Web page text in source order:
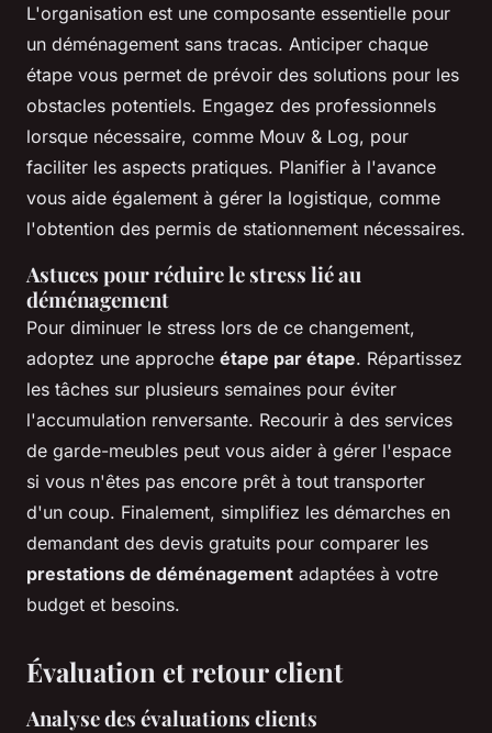
L'organisation est une composante essentielle pour
un déménagement sans tracas. Anticiper chaque
étape vous permet de prévoir des solutions pour les
obstacles potentiels. Engagez des professionnels
lorsque nécessaire, comme Mouv & Log, pour
faciliter les aspects pratiques. Planifier à l'avance
vous aide également à gérer la logistique, comme
l'obtention des permis de stationnement nécessaires.
Astuces pour réduire le stress lié au
déménagement
Pour diminuer le stress lors de ce changement,
adoptez une approche étape par étape. Répartissez
les tâches sur plusieurs semaines pour éviter
l'accumulation renversante. Recourir à des services
de garde-meubles peut vous aider à gérer l'espace
si vous n'êtes pas encore prêt à tout transporter
d'un coup. Finalement, simplifiez les démarches en
demandant des devis gratuits pour comparer les
prestations de déménagement adaptées à votre
budget et besoins.
Évaluation et retour client
Analyse des évaluations clients